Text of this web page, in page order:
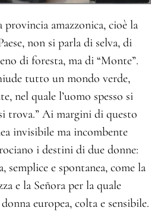
provincia amazzonica, cioè la
non si parla di selva, di
di foresta, ma di “Monte”.
tutto un mondo verde,
nel quale l’uomo spesso si
trova.” Ai margini di questo
invisibile ma incombente
i destini di due donne:
semplice e spontanea, come la
e la Señora per la quale
europea, colta e sensibile.